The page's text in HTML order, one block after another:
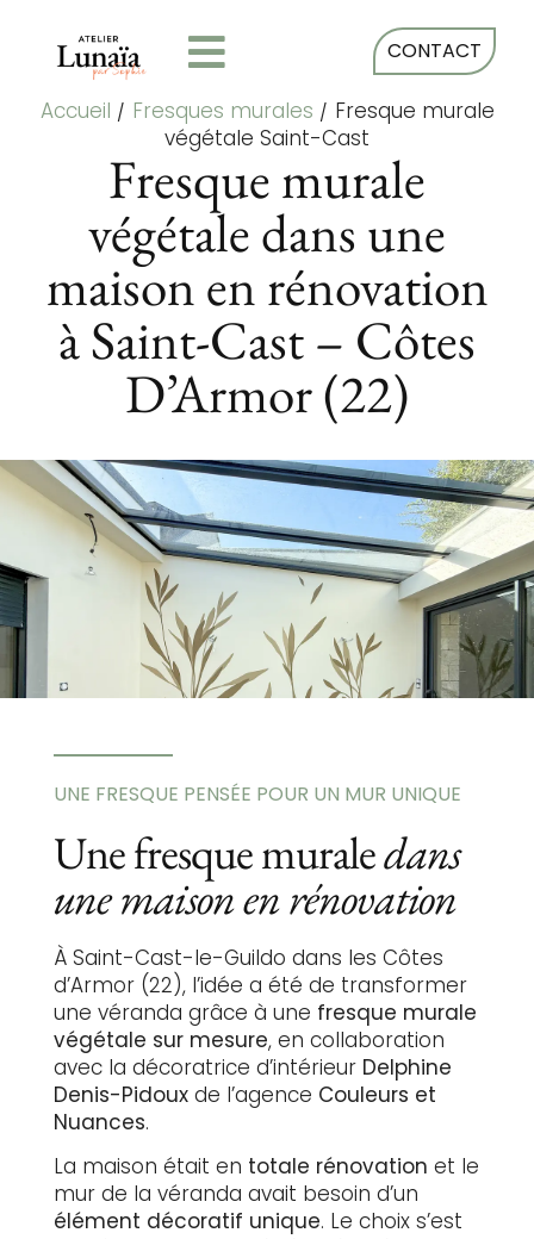
CONTACT
Accueil / Fresques murales / Fresque murale
végétale Saint-Cast
Fresque murale
végétale dans une
maison en rénovation
à Saint-Cast – Côtes
D’Armor (22)
UNE FRESQUE PENSÉE POUR UN MUR UNIQUE
Une fresque muraledans
une maison en rénovation
À Saint-Cast-le-Guildo dans les Côtes
d’Armor (22), l’idée a été de transformer
une véranda grâce à une fresque murale
végétale sur mesure, en collaboration
avec la décoratrice d’intérieur Delphine
Denis-Pidouxde l’agence Couleurs et
Nuances.
La maison était en totale rénovation et le
mur de la véranda avait besoin d’un
élément décoratif unique. Le choix s’est